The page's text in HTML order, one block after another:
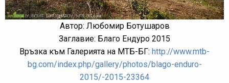
Автор: Любомир Ботушаров
Заглавие: Благо Ендуро 2015
Връзка към Галерията на МТБ-БГ: http://www.mtb-
bg.com/index.php/gallery/photos/blago-enduro-
2015/-2015-23364